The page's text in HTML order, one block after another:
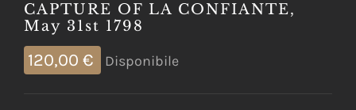
CAPTURE OF LA CONFIANTE,
May 31st 1798
120,00 € Disponibile